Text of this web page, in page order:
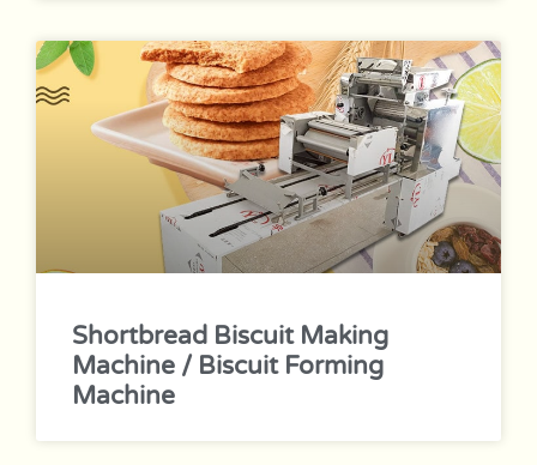
Shortbread Biscuit Making
Machine / Biscuit Forming
Machine